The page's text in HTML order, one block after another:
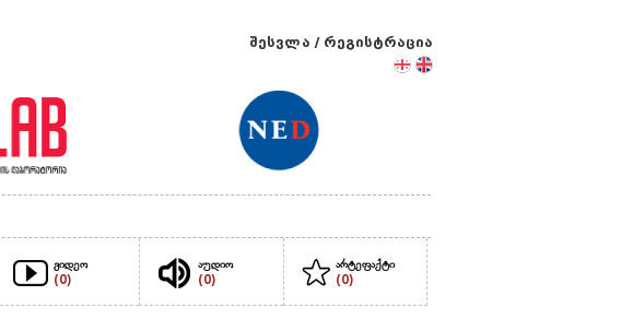
შესვლა / რეგისტრაცია
ვიდეო
(0)
აუდიო
(0)
არტეფაქტი
(0)